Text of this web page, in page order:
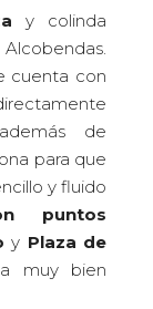
y colinda
Alcobendas.
cuenta con
de
para que
y fluido
puntos
y Plaza de
muy bien